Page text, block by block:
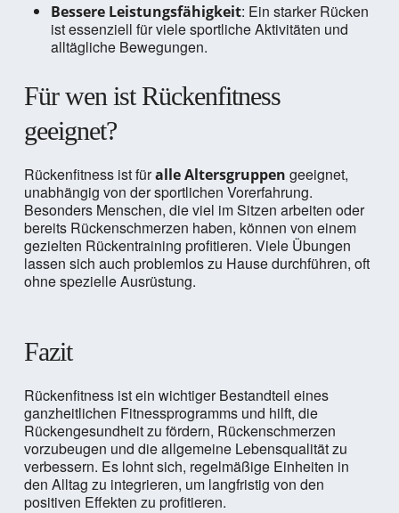
Bessere Leistungsfähigkeit: Ein starker Rücken
ist essenziell für viele sportliche Aktivitäten und
alltägliche Bewegungen.
Für wen ist Rückenfitness
geeignet?
Rückenfitness ist füralle Altersgruppen geeignet,
unabhängig von der sportlichen Vorerfahrung.
Besonders Menschen, die viel im Sitzen arbeiten oder
bereits Rückenschmerzen haben, können von einem
gezielten Rückentraining profitieren. Viele Übungen
lassen sich auch problemlos zu Hause durchführen, oft
ohne spezielle Ausrüstung.
Fazit
Rückenfitness ist ein wichtiger Bestandteil eines
ganzheitlichen Fitnessprogramms und hilft, die
Rückengesundheit zu fördern, Rückenschmerzen
vorzubeugen und die allgemeine Lebensqualität zu
verbessern. Es lohnt sich, regelmäßige Einheiten in
den Alltag zu integrieren, um langfristig von den
positiven Effekten zu profitieren.